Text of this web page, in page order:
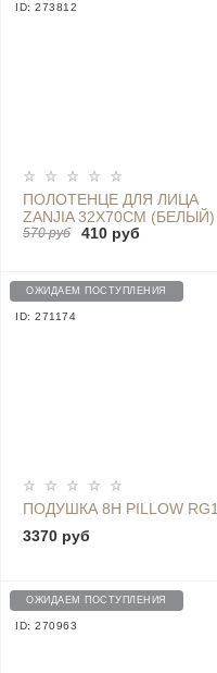
ID: 273812
ПОЛОТЕНЦЕ ДЛЯ ЛИЦА
ZANJIA 32X70CM (БЕЛЫЙ)
570 руб 410 руб
ОЖИДАЕМ ПОСТУПЛЕНИЯ
ID: 271174
ПОДУШКА 8H PILLOW RG1
3370 руб
ОЖИДАЕМ ПОСТУПЛЕНИЯ
ID: 270963